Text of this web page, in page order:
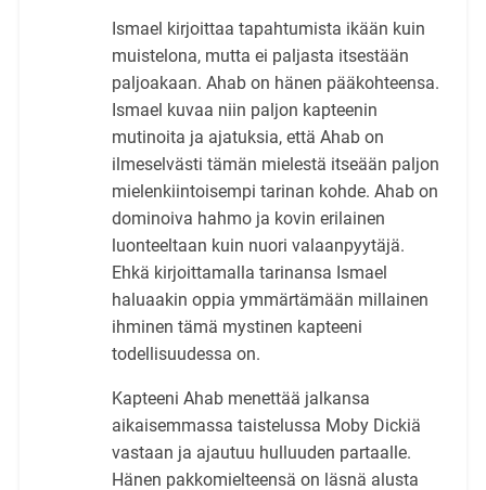
Ismael kirjoittaa tapahtumista ikään kuin
muistelona, mutta ei paljasta itsestään
paljoakaan. Ahab on hänen pääkohteensa.
Ismael kuvaa niin paljon kapteenin
mutinoita ja ajatuksia, että Ahab on
ilmeselvästi tämän mielestä itseään paljon
mielenkiintoisempi tarinan kohde. Ahab on
dominoiva hahmo ja kovin erilainen
luonteeltaan kuin nuori valaanpyytäjä.
Ehkä kirjoittamalla tarinansa Ismael
haluaakin oppia ymmärtämään millainen
ihminen tämä mystinen kapteeni
todellisuudessa on.
Kapteeni Ahab menettää jalkansa
aikaisemmassa taistelussa Moby Dickiä
vastaan ja ajautuu hulluuden partaalle.
Hänen pakkomielteensä on läsnä alusta